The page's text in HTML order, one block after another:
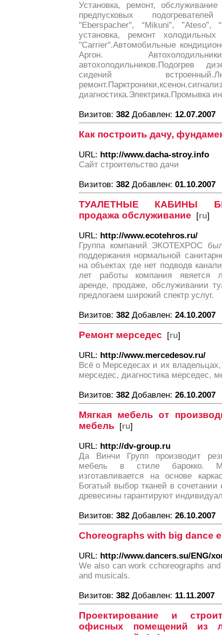
Установка, ремонт,
предпусковых
"Eberspacher", “Mikuni”, ”Ateso”,
установка, ремонт
"Сarrier".Автомобильные
Аргон.
автохолодильников.Подогрев
сидений
диагностика.Электрика.Промывка
Визитов: 382 Добавлен: 12.07.2007
Как построить дачу,
URL: http://www.dacha-stroy.info
Сайт строительство дачи
Визитов: 382 Добавлен: 01.10.2007
ТУАЛЕТНЫЕ КАБИНЫ
продажа обслуживание [ru]
URL: http://www.ecotehros.ru/
Группа компаний ЭКОТЕХРОС
поддержания нормальной
на объектах где нет подводв
лет работы компания явяется
аренде, продаже, обслуживании
предлогаем широкий спектр услуг.
Визитов: 382 Добавлен: 24.10.2007
Ремонт мерседес [ru]
URL: http://www.mercedesov.ru/
Всё о Мерседесах и их
мерседес, диагностика мерседес,
Визитов: 382 Добавлен: 26.10.2007
Мягкая мебель от
мебель [ru]
URL: http://dv-group.ru
Да Винчи Групп производит
мебель в стиле барокко.
изготавливается на основе
Богатый выбор тканей в
древесины гарантируют
Визитов: 382 Добавлен: 26.10.2007
Choreographs with big dance
URL: http://www.dancers.su/ENG/
We also can work сchoreographs
and musicals.
Визитов: 382 Добавлен: 11.11.2007
Проектирование и
офисных помещений из